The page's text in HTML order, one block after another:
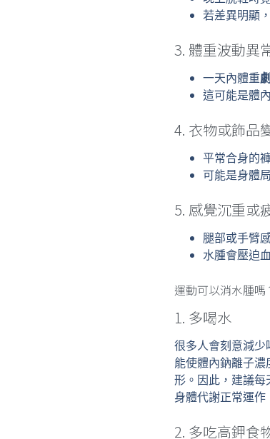
若差異明顯
3. 體重波動異
一天內體重
這可能是體
4. 衣物或飾品
平常合身的
可能是身體
5. 感覺沉重或
腿部或手臂
水腫會壓迫
運動可以消水腫
1. 多喝水
很多人會刻意減
能使體內鈉離子
形。因此，建議
身體代謝正常運作
2. 多吃高鉀食